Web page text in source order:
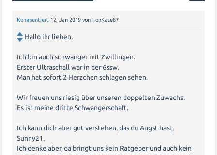
Kommentiert 12, Jan 2019 von IronKate87
Hallo ihr lieben,
Ich bin auch schwanger mit Zwillingen.
Erster Ultraschall war in der 6ssw.
Man hat sofort 2 Herzchen schlagen sehen.
Wir freuen uns riesig über unseren doppelten Zuwachs.
Es ist meine dritte Schwangerschaft.
Ich kann dich aber gut verstehen, das du Angst hast,
Sunny21.
Ich denke aber, da bringt uns kein Ratgeber und auch kein